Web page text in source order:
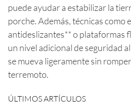
puede ayudar a estabilizar la
porche. Además, técnicas como
antideslizantes** o plataformas
un nivel adicional de seguridad
se mueva ligeramente sin
terremoto.
ÚLTIMOS ARTÍCULOS